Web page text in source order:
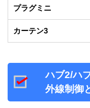
プラグミニ
カーテン3
ハブ2/ハ
外線制御